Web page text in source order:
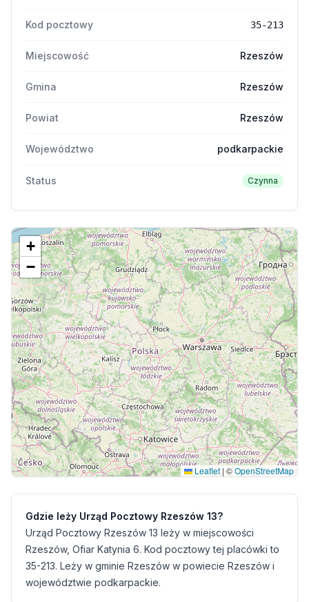
Kod pocztowy 35-213
Miejscowość Rzeszów
Gmina Rzeszów
Powiat Rzeszów
Województwo podkarpackie
Status Czynna
+
−
Leaflet | ©OpenStreetMap
Gdzie leży Urząd Pocztowy Rzeszów 13?
Urząd Pocztowy Rzeszów 13 leży w miejscowości
Rzeszów, Ofiar Katynia 6. Kod pocztowy tej placówki to
35-213. Leży w gminie Rzeszów w powiecie Rzeszów i
województwie podkarpackie.